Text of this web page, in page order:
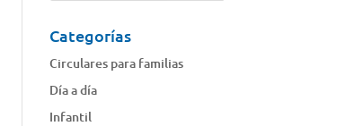
Categorías
Circulares para familias
Día a día
Infantil